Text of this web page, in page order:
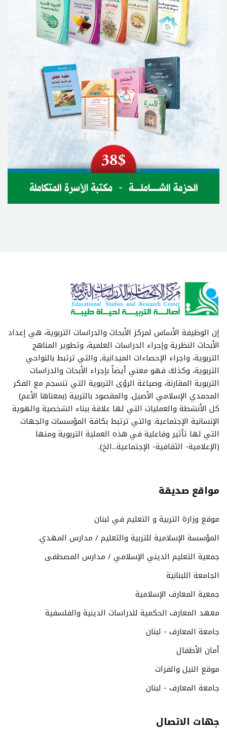
إن الوظيفة الأساس لمركز الأبحاث والدراسات التربوية، هي إعداد
الأبحاث النظرية وإجراء الدراسات العلمية، وتطوير المناهج
التربوية، واجراء الإحصاءات الميدانية, والتي ترتبط بالنواحي
التربوية، وكذلك فهو معني أيضاً بإجراء الأبحاث والدراسات
التربوية المقارنة، وصياغة الرؤى التربوية التي تنسجم مع الفكر
المحمدي الإسلامي الأصيل. والمقصود بالتربية (بمعناها الأعم)
كل الأنشطة والعمليات التي لها علاقة ببناء الشخصية والهوية
الإنسانية الإجتماعية. والتي ترتبط بكافة المؤسسات والجهات
التي لها تأثير وفاعلية في هذه العملية التربوية ومنها
(الإعلامية- الثقافية- الإجتماعية...الخ).
مواقع صديقة
موقع وزارة التربية و التعليم في لبنان
المؤسسة الإسلامية للتربية والتعليم / مدارس المهدي.
جمعية التعليم الديني الإسلامي / مدارس المصطفى
الجامعة اللبنانية
جمعية المعارف الإسلامية
معهد المعارف الحكمية للدراسات الدينية والفلسفية
جامعة المعارف - لبنان
أمان الأطفال
موقع النيل والفرات
جامعة المعارف - لبنان
جهات الاتصال